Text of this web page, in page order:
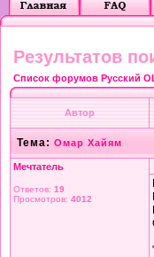
Результатов
Список форумов Русский
Автор
Тема: Омар Хайям
Мечтатель
Ответов: 19
Просмотров: 4012